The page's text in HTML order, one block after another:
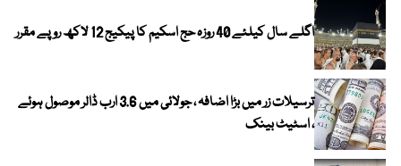
اگلے سال کیلئے 40 روزہ حج اسکیم کا پیکیج 12 لاکھ روپے مقرر
ترسیلات زر میں بڑا اضافہ ، جولائی میں 3.6 ارب ڈالر موصول ہوئے
، اسٹیٹ بینک